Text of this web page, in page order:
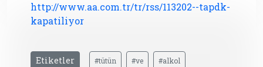
http://www.aa.com.tr/tr/rss/113202--tapdk-
kapatiliyor
Etiketler #tütün #ve #alkol